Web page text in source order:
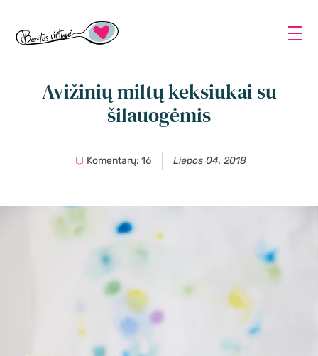
Avižinių miltų keksiukai su
šilauogėmis
Komentarų: 16 Liepos 04. 2018